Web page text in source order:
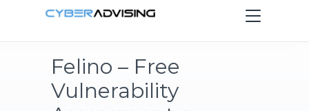
Toggle
navigation
Felino – Free
Vulnerability